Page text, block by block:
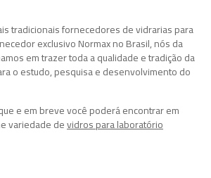
tradicionais fornecedores de vidrarias para
exclusivo Normax no Brasil, nós da
em trazer toda a qualidade e tradição da
o estudo, pesquisa e desenvolvimento do
e em breve você poderá encontrar em
variedade devidros para laboratório